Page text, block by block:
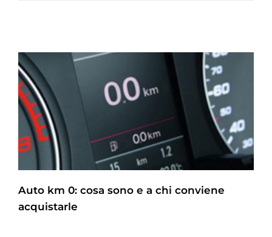
Auto km 0: cosa sono e a chi conviene
acquistarle